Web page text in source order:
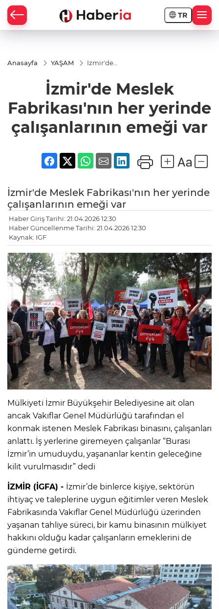
TR
Anasayfa YAŞAM
İzmir'de
her yerinde
çalışanlarının
emeği var
İzmir'de Meslek
Fabrikası'nın her yerinde
çalışanlarının emeği var
İzmir'de Meslek Fabrikası'nın her yerinde
çalışanlarının emeği var
Haber Giriş Tarihi: 21.04.2026 12:30
Haber Güncellenme Tarihi: 21.04.2026 12:30
Kaynak: IGF
Mülkiyeti İzmir Büyükşehir Belediyesine ait olan
ancak Vakıflar Genel Müdürlüğü tarafından el
konmak istenen Meslek Fabrikası binasını, çalışanları
anlattı. İş yerlerine giremeyen çalışanlar “Burası
İzmir’in umuduydu, yaşananlar kentin geleceğine
kilit vurulmasıdır” dedi
İZMİR (İGFA) - İzmir’de binlerce kişiye, sektörün
ihtiyaç ve taleplerine uygun eğitimler veren Meslek
Fabrikasında Vakıflar Genel Müdürlüğü üzerinden
yaşanan tahliye süreci, bir kamu binasının mülkiyet
hakkını olduğu kadar çalışanların emeklerini de
gündeme getirdi.